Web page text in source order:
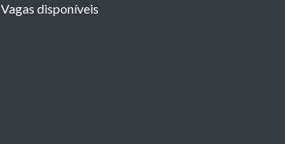
Vagas disponíveis